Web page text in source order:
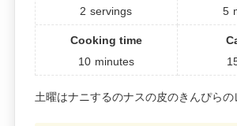
2 servings
5
Cooking time
10 minutes
土曜はナニするのナスの皮のきんぴらの